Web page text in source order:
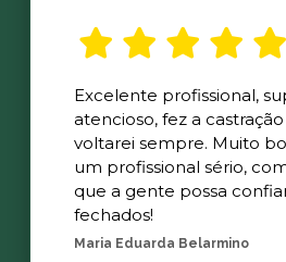
Excelente profissional,
atencioso, fez a
voltarei sempre. Muito
um profissional sério,
que a gente possa
fechados!
Maria Eduarda Belarmino